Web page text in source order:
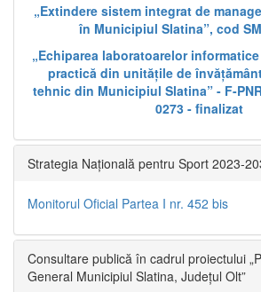
„Extindere sistem integrat de
în Municipiul Slatina”, cod
„Echiparea laboratoarelor
practică din unitățile de
tehnic din Municipiul Slatina” - F-
0273 - finalizat
Strategia Națională pentru Sport 2023-
Monitorul Oficial Partea I nr. 452 bis
Consultare publică în cadrul proiectului
General Municipiul Slatina, Județul Olt”